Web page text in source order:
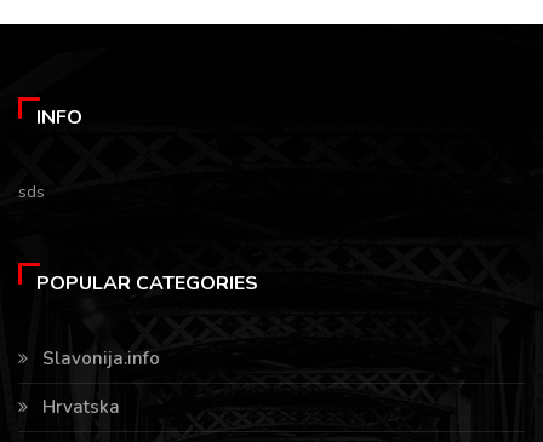
INFO
sds
POPULAR CATEGORIES
Slavonija.info
Hrvatska